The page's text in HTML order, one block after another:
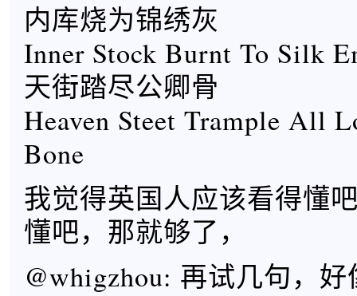
内库烧为锦绣灰
Inner Stock Burnt To Silk
天街踏尽公卿骨
Heaven Steet Trample All
Bone
我觉得英国人应该看得懂
懂吧，那就够了，
@whigzhou: 再试几句，